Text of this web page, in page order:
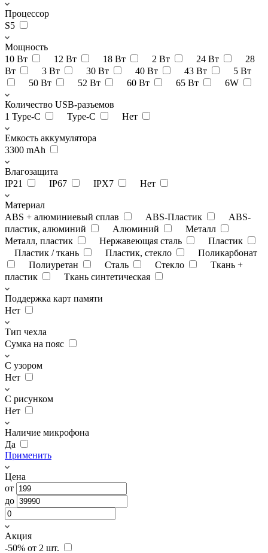
Процессор
S5
Мощность
10 Вт
12 Вт 18 Вт 2 Вт 24 Вт
28
Вт
3 Вт 30 Вт 40 Вт 43 Вт
5 Вт
50 Вт
52 Вт 60 Вт 65 Вт 6W
Количество USB-разъемов
1 Type-C
Type-C Нет
Емкость аккумулятора
3300 mAh
Влагозащита
IP21
IP67 IPX7 Нет
Материал
ABS + алюминиевый сплав
ABS-Пластик
ABS-
пластик, алюминий
Алюминий
Металл
Металл, пластик
Нержавеющая сталь
Пластик
Пластик / ткань
Пластик, стекло
Поликарбонат
Полиуретан
Сталь Стекло
Ткань +
пластик
Ткань синтетическая
Поддержка карт памяти
Нет
Тип чехла
Сумка на пояс
С узором
Нет
С рисунком
Нет
Наличие микрофона
Да
Применить
Цена
от
до
Акция
-50% от 2 шт.